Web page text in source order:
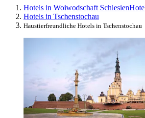
Hotels in Woiwodschaft Schlesien
Hotels in Tschenstochau
Haustierfreundliche Hotels in Tschenstochau